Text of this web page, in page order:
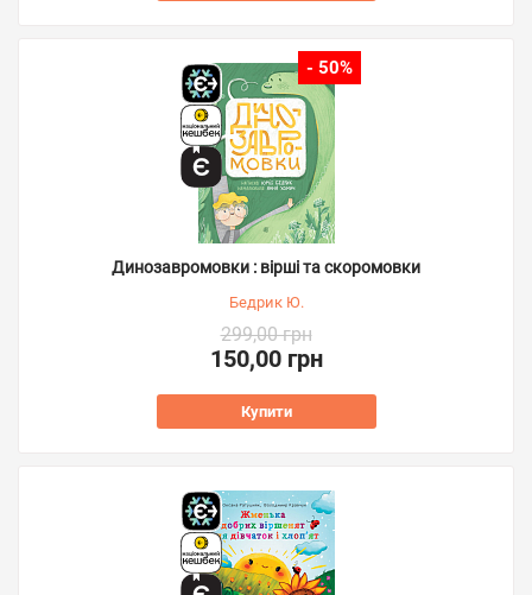
- 50%
Динозавромовки : вірші та скоромовки
Бедрик Ю.
299,00 грн
150,00 грн
Купити